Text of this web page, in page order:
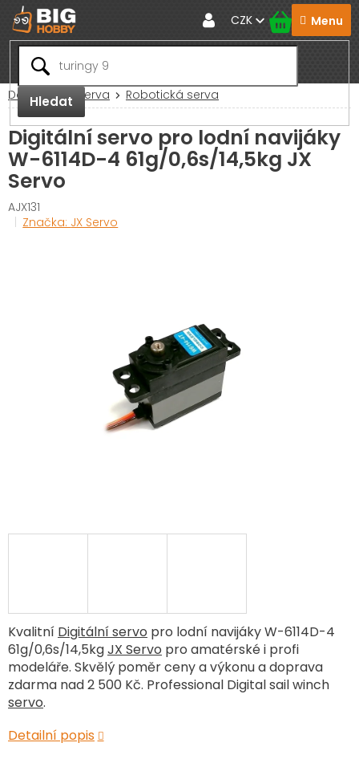
Přejít
na
obsah
Hledat
CZK
Domů RC Serva Robotická serva
Digitální servo pro lodní navijáky
W-6114D-4 61g/0,6s/14,5kg JX
Servo
AJX131
Značka: JX Servo
Kvalitní Digitální servo pro lodní navijáky W-6114D-4
61g/0,6s/14,5kgJX Servo pro amatérské i profi
modeláře. Skvělý poměr ceny a výkonu a doprava
zdarma nad 2 500 Kč. Professional Digital sail winch
servo.
Detailní popis